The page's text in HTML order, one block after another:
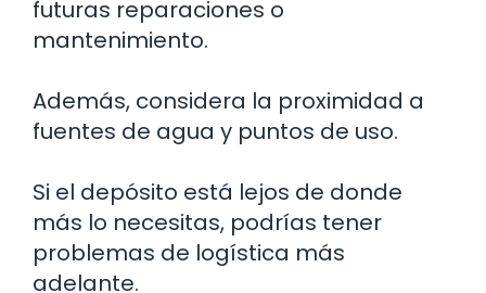
futuras reparaciones o
mantenimiento.
Además, considera la proximidad a
fuentes de agua y puntos de uso.
Si el depósito está lejos de donde
más lo necesitas, podrías tener
problemas de logística más
adelante.